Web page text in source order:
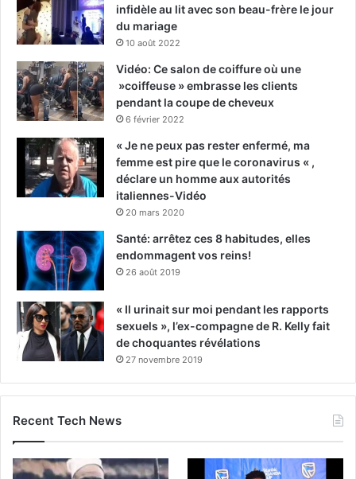
infidèle au lit avec son beau-frère le jour
du mariage
10 août 2022
Vidéo: Ce salon de coiffure où une
»coiffeuse » embrasse les clients
pendant la coupe de cheveux
6 février 2022
« Je ne peux pas rester enfermé, ma
femme est pire que le coronavirus « ,
déclare un homme aux autorités
italiennes-Vidéo
20 mars 2020
Santé: arrêtez ces 8 habitudes, elles
endommagent vos reins!
26 août 2019
« Il urinait sur moi pendant les rapports
sexuels », l’ex-compagne de R. Kelly fait
de choquantes révélations
27 novembre 2019
Recent Tech News